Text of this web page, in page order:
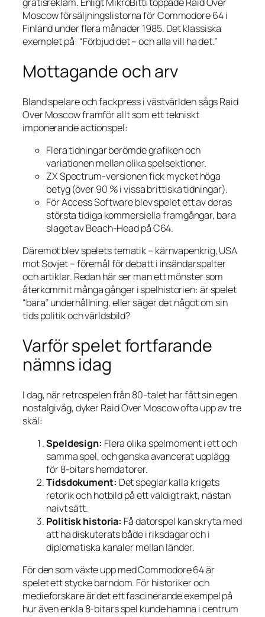
gratisreklam. EnligtMikroBittitoppadeRaid Over
Moscowförsäljningslistorna för Commodore 64 i
Finland under flera månader 1985. Det klassiska
exemplet på: “Förbjud det – och alla vill ha det.”
Mottagande och arv
Bland spelare och fackpress i västvärlden sågsRaid
Over Moscowframför allt som ett tekniskt
imponerande actionspel:
Flera tidningar berömde grafiken och
variationen mellan olika spelsektioner.
ZX Spectrum-versionen fick mycket höga
betyg (över 90 % i vissa brittiska tidningar).
För Access Software blev spelet ett av deras
största tidiga kommersiella framgångar, bara
slaget avBeach-Headpå C64.
Däremot blev spelets tematik – kärnvapenkrig, USA
mot Sovjet – föremål för debatt i insändarspalter
och artiklar. Redan här ser man ett mönster som
återkommit många gånger i spelhistorien: är spelet
“bara” underhållning, eller säger det något om sin
tids politik och världsbild?
Varför spelet fortfarande
nämns idag
I dag, när retrospelen från 80-talet har fått sin egen
nostalgivåg, dykerRaid Over Moscowofta upp av tre
skäl:
Speldesign: Flera olika spelmoment i ett och
samma spel, och ganska avancerat upplägg
för 8-bitars hemdatorer.
Tidsdokument: Det speglar kalla krigets
retorik och hotbild på ett väldigt rakt, nästan
naivt sätt.
Politisk historia: Få dator­spel kan skryta med
att ha diskuterats både i riksdagar och i
diplomatiska kanaler mellan länder.
För den som växte upp med Commodore 64 är
spelet ett stycke barndom. För historiker och
medieforskare är det ett fascinerande exempel på
hur även enkla 8-bitars spel kunde hamna i centrum